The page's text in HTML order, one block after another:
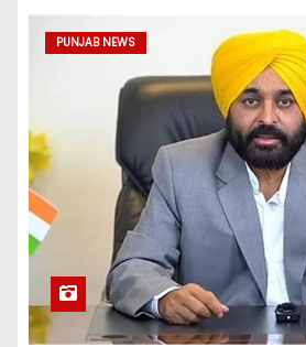
PUNJAB NEWS